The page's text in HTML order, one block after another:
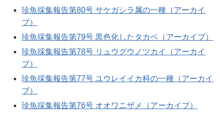
珍魚採集報告第80号 サケガシラ属の一種（アーカイ
ブ）
珍魚採集報告第79号 黒色化したタカベ（アーカイブ）
珍魚採集報告第78号 リュウグウノツカイ（アーカイ
ブ）
珍魚採集報告第77号 ユウレイイカ科の一種（アーカイ
ブ）
珍魚採集報告第76号 オオワニザメ（アーカイブ）